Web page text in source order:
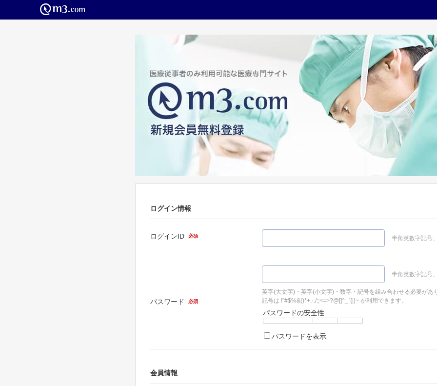
ログイン情報
ログインID 必須 半角英数字記号
パスワード 必須
半角英数字記号
英字(大文字)・英字(小文字)・数字・記号を組み合わせる必要があ
記号は !"#$%&()*+,-./:;<=>?@[]^_`{|}~ が利用できます。
パスワードの安全性
パスワードを表示
会員情報